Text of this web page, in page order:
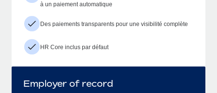
à un paiement automatique
Des paiements transparents pour une visibilité complète
HR Core inclus par défaut
Employer of record